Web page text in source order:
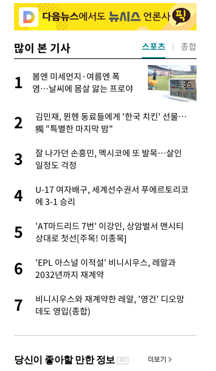
많이 본 기사
1
봄엔 미세먼지·여름엔 폭
염…날씨에 몸살 앓는 프로야
2
김민재, 뮌헨 동료들에게 '한국 치킨' 선물…
獨 "특별한 마지막 밤"
3
잘 나가던 손흥민, 멕시코에 또 발목…살인
일정도 걱정
4
U-17 여자배구, 세계선수권서 푸에르토리코
에 3-1 승리
5
'AT마드리드 7번' 이강인, 상암벌서 맨시티
상대로 첫선[주목! 이종목]
6
'EPL 아스널 이적설' 비니시우스, 레알과
2032년까지 재계약
7
비니시우스와 재계약한 레알, '영건' 디오망
데도 영입(종합)
스포츠 종합